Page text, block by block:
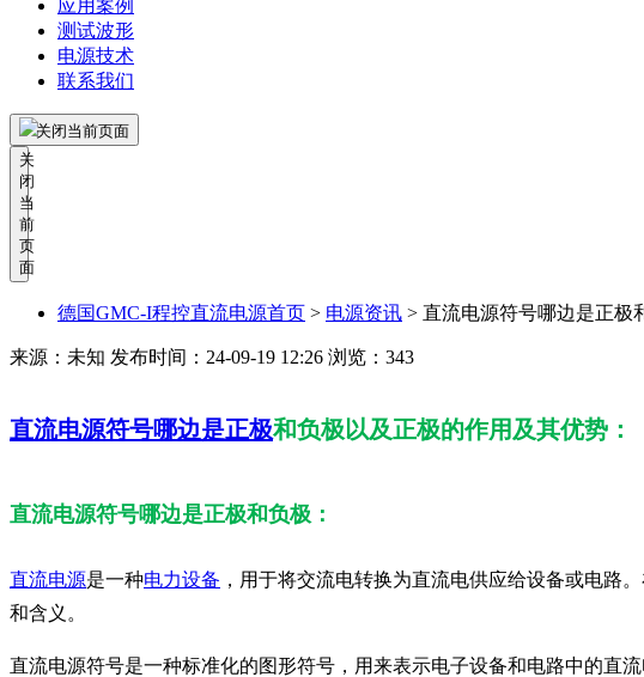
应用案例
测试波形
电源技术
联系我们
关闭当前页面
关
闭
当
前
页
面
德国GMC-I程控直流电源首页 > 电源资讯 > 直流电源符号哪边是正极
来源：未知 发布时间：24-09-19 12:26 浏览：343
直流电源符号哪边是正极和负极以及正极的作用及其优势：
直流电源符号哪边是正极和负极：
直流电源是一种电力设备 ，用于将交流电转换为直流电供应给设备或电路
和含义。
直流电源符号是一种标准化的图形符号，用来表示电子设备和电路中的直